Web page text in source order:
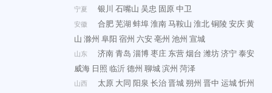
宁夏 银川 石嘴山 吴忠 固原中卫
安徽 合肥芜湖 蚌埠淮南马鞍山 淮北铜陵 安庆黄
山 滁州 阜阳 宿州 六安亳州 池州 宣城
山东 济南青岛 淄博枣庄 东营烟台 潍坊济宁泰安
威海 日照 临沂德州 聊城滨州 菏泽
山西 太原 大同 阳泉 长治晋城朔州 晋中 运城忻州